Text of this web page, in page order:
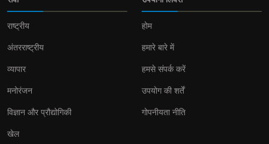
राष्ट्रीय
अंतरराष्ट्रीय
व्यापार
मनोरंजन
विज्ञान और प्रौद्योगिकी
खेल
होम
हमारे बारे में
हमसे संपर्क करें
उपयोग की शर्तें
गोपनीयता नीति